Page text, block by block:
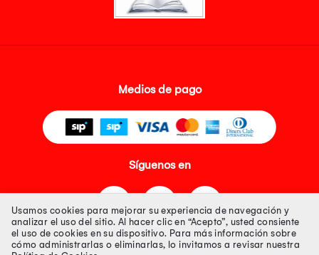
Medios de pago
Síguenos en
Usamos cookies para mejorar su experiencia de navegación y
analizar el uso del sitio. Al hacer clic en “Acepto”, usted consiente
el uso de cookies en su dispositivo. Para más información sobre
cómo administrarlas o eliminarlas, lo invitamos a revisar nuestra